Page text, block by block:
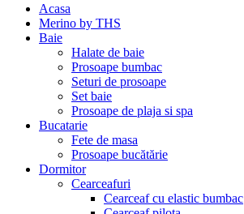
Acasa
Merino by THS
Baie
Halate de baie
Prosoape bumbac
Seturi de prosoape
Set baie
Prosoape de plaja si spa
Bucatarie
Fete de masa
Prosoape bucătărie
Dormitor
Cearceafuri
Cearceaf cu elastic bumbac